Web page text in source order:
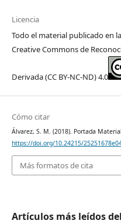
Licencia
Todo el material publicado en
Creative Commons de
Derivada (CC BY-NC-ND) 4.0
Cómo citar
Álvarez, S. M. (2018). Portada
https://doi.org/10.24215/
Más formatos de cita
Artículos más leídos